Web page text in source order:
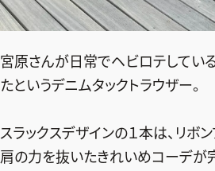
宮原さんが日常でヘビロテしてい
たというデニムタックトラウザー。
スラックスデザインの１本は、リボ
肩の力を抜いたきれいめコーデが